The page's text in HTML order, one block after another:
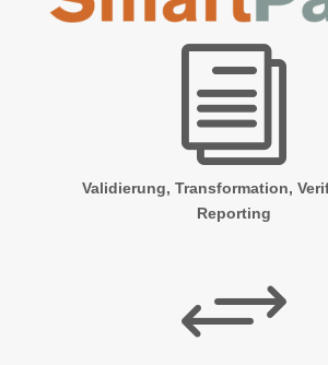
i
Validierung, Transformation,
Reporting
+